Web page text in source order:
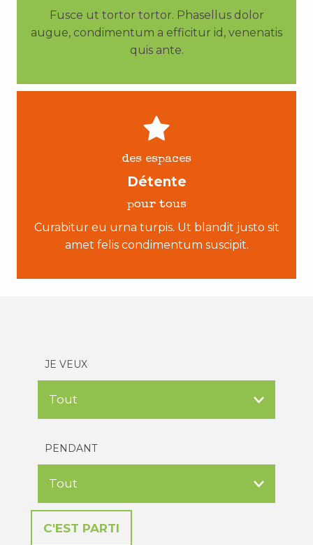
Fusce ut tortor tortor. Phasellus dolor
augue, condimentum a efficitur id, venenatis
quis ante.
des espaces
Détente
pour tous
Curabitur eu urna turpis. Ut blandit justo sit
amet felis condimentum suscipit.
JE VEUX
PENDANT